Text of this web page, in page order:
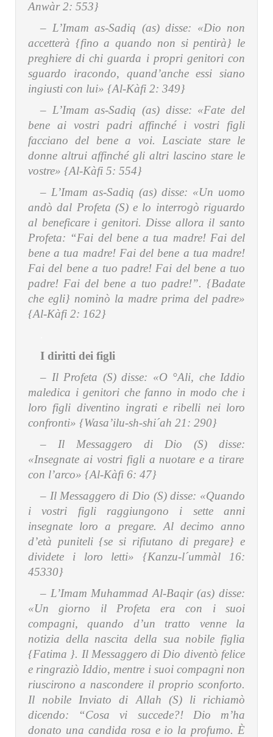
Anwàr 2: 553}
– L’Imam as-Sadiq (as) disse: «Dio non
accetterà {fino a quando non si pentirà} le
preghiere di chi guarda i propri genitori con
sguardo iracondo, quand’anche essi siano
ingiusti con lui» {Al-Kàfi 2: 349}
– L’Imam as-Sadiq (as) disse: «Fate del
bene ai vostri padri affinché i vostri figli
facciano del bene a voi. Lasciate stare le
donne altrui affinché gli altri lascino stare le
vostre» {Al-Kàfi 5: 554}
– L’Imam as-Sadiq (as) disse: «Un uomo
andò dal Profeta (S) e lo interrogò riguardo
al beneficare i genitori. Disse allora il santo
Profeta: “Fai del bene a tua madre! Fai del
bene a tua madre! Fai del bene a tua madre!
Fai del bene a tuo padre! Fai del bene a tuo
padre! Fai del bene a tuo padre!”. {Badate
che egli} nominò la madre prima del padre»
{Al-Kàfi 2: 162}
I diritti dei figli
– Il Profeta (S) disse: «O °Ali, che Iddio
maledica i genitori che fanno in modo che i
loro figli diventino ingrati e ribelli nei loro
confronti» {Wasa’ilu-sh-shi´ah 21: 290}
– Il Messaggero di Dio (S) disse:
«Insegnate ai vostri figli a nuotare e a tirare
con l’arco» {Al-Kàfi 6: 47}
– Il Messaggero di Dio (S) disse: «Quando
i vostri figli raggiungono i sette anni
insegnate loro a pregare. Al decimo anno
d’età puniteli {se si rifiutano di pregare} e
dividete i loro letti» {Kanzu-l´ummàl 16:
45330}
– L’Imam Muhammad Al-Baqir (as) disse:
«Un giorno il Profeta era con i suoi
compagni, quando d’un tratto venne la
notizia della nascita della sua nobile figlia
{Fatima }. Il Messaggero di Dio diventò felice
e ringraziò Iddio, mentre i suoi compagni non
riuscirono a nascondere il proprio sconforto.
Il nobile Inviato di Allah (S) li richiamò
dicendo: “Cosa vi succede?! Dio m’ha
donato una candida rosa e io la profumo. È